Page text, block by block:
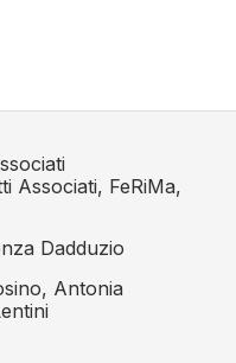
Associati, FeRiMa,
Dadduzio
Antonia